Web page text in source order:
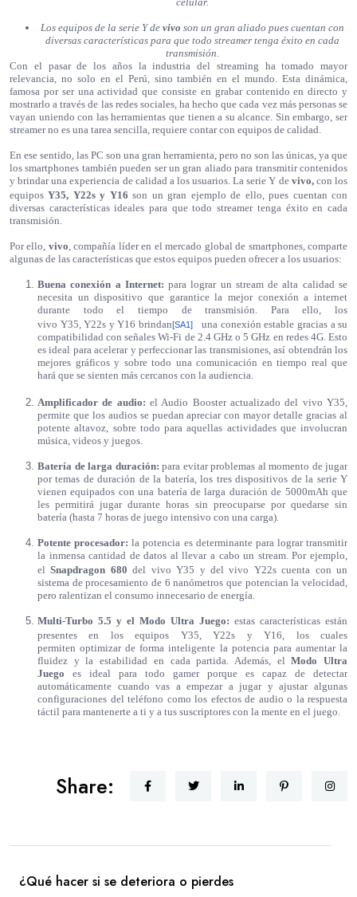
Los equipos de la serie Y de vivo son un gran aliado pues cuentan con
diversas características para que todo streamer tenga éxito en cada
transmisión.
Con el pasar de los años la industria del streaming ha tomado mayor
relevancia, no solo en el Perú, sino también en el mundo. Esta dinámica,
famosa por ser una actividad que consiste en grabar contenido en directo y
mostrarlo a través de las redes sociales, ha hecho que cada vez más personas se
vayan uniendo con las herramientas que tienen a su alcance. Sin embargo, ser
streamer no es una tarea sencilla, requiere contar con equipos de calidad.
En ese sentido, las PC son una gran herramienta, pero no son las únicas, ya que
los smartphones también pueden ser un gran aliado para transmitir contenidos
y brindar una experiencia de calidad a los usuarios. La serie Y de vivo, con los
equipos Y35, Y22sy Y16 son un gran ejemplo de ello, pues cuentan con
diversas características ideales para que todo streamer tenga éxito en cada
transmisión.
Por ello, vivo, compañía líder en el mercado global de smartphones, comparte
algunas de las características que estos equipos pueden ofrecer a los usuarios:
Buena conexión a Internet: para lograr un stream de alta calidad se
necesita un dispositivo que garantice la mejor conexión a internet
durante todo el tiempo de transmisión. Para ello, los
vivo Y35, Y22s yY16 brindan[SA1]
una conexión estable gracias a su
compatibilidad con señales Wi-Fi de 2.4 GHz o 5 GHz en redes 4G. Esto
es ideal para acelerar y perfeccionar las transmisiones, así obtendrán los
mejores gráficos y sobre todo una comunicación en tiempo real que
hará que se sienten más cercanos con la audiencia.
Amplificador de audio: el Audio Booster actualizado del vivo Y35,
permite que los audios se puedan apreciar con mayor detalle gracias al
potente altavoz, sobre todo para aquellas actividades que involucran
música, videos y juegos.
Batería de larga duración: para evitar problemas al momento de jugar
por temas de duración de la batería, los tres dispositivos de la serie Y
vienen equipados con una batería de larga duración de 5000mAh que
les permitirá jugar durante horas sin preocuparse por quedarse sin
batería (hasta 7 horas de juego intensivo con una carga).
Potente procesador: la potencia es determinante para lograr transmitir
la inmensa cantidad de datos al llevar a cabo un stream. Por ejemplo,
el Snapdragon 680 del vivo Y35 y delvivo Y22s cuenta con un
sistema de procesamiento de 6 nanómetros que potencian la velocidad,
pero ralentizan el consumo innecesario de energía.
Multi-Turbo 5.5 y el Modo Ultra Juego: estas características están
presentes en los equipos Y35,Y22s yY16, los cuales
permiten optimizar de forma inteligente la potencia para aumentar la
fluidez y la estabilidad en cada partida. Además, elModo Ultra
Juego es ideal para todo gamer porque es capaz de detectar
automáticamente cuando vas a empezar a jugar y ajustar algunas
configuraciones del teléfono como los efectos de audio o la respuesta
táctil para mantenerte a ti y a tus suscriptores con la mente en el juego.
Share:
¿Qué hacer si se deteriora o pierdes